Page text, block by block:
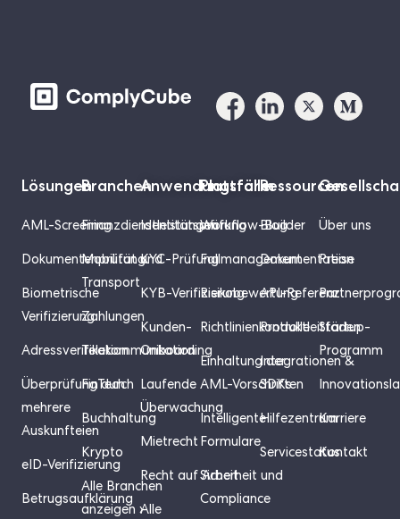
Lösungen
AML-Screening
Dokumentenprüfung
Biometrische
Verifizierung
Adressverifikation
Überprüfung durch
mehrere
Auskunfteien
eID-Verifizierung
Betrugsaufklärung
Branchen
Finanzdienstleistungen
Mobilität und
Transport
Zahlungen
Telekommunikation
FinTech
Buchhaltung
Krypto
Alle Branchen
anzeigen ›
Anwendungsfälle
Identitätsprüfung
KYC-Prüfung
KYB-Verifizierung
Kunden-
Onboarding
Laufende
Überwachung
Mietrecht
Recht auf Arbeit
Alle
Plattform
Workflow-Builder
Fallmanagement
Risikobewertung
Richtlinienkontrolle
Einhaltung der
AML-Vorschriften
Intelligente
Formulare
Sicherheit und
Compliance
Ressourcen
Blog
Dokumentation
API-Referenz
Produktleitfäden
Integrationen &
SDKs
Hilfezentrum
Servicestatus
Über uns
Preise
Startup-
Programm
Karriere
Kontakt